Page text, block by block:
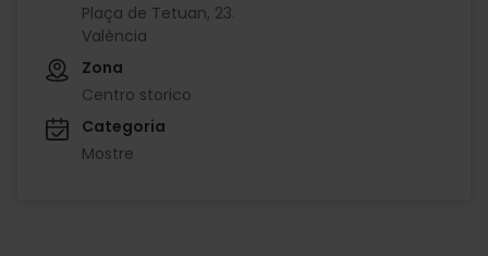
Plaça de Tetuan, 23.
València
Zona
Centro storico
Categoria
Mostre